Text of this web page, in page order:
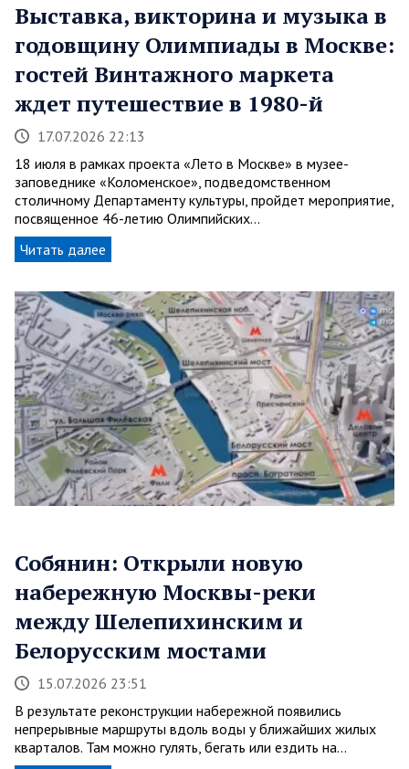
Выставка, викторина и музыка в
годовщину Олимпиады в Москве:
гостей Винтажного маркета
ждет путешествие в 1980-й
17.07.2026 22:13
18 июля в рамках проекта «Лето в Москве» в музее-
заповеднике «Коломенское», подведомственном
столичному Департаменту культуры, пройдет мероприятие,
посвященное 46-летию Олимпийских…
Читать далее
Собянин: Открыли новую
набережную Москвы-реки
между Шелепихинским и
Белорусским мостами
15.07.2026 23:51
В результате реконструкции набережной появились
непрерывные маршруты вдоль воды у ближайших жилых
кварталов. Там можно гулять, бегать или ездить на…